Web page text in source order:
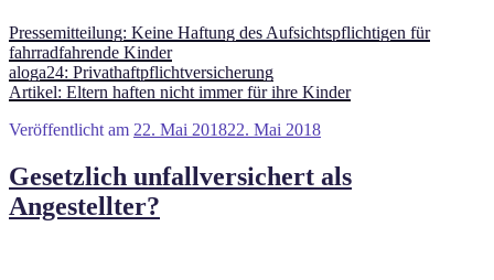
Pressemitteilung: Keine Haftung des Aufsichtspflichtigen für
fahrradfahrende Kinder
aloga24: Privathaftpflichtversicherung
Artikel: Eltern haften nicht immer für ihre Kinder
Veröffentlicht am 22. Mai 201822. Mai 2018
Gesetzlich unfallversichert als
Angestellter?